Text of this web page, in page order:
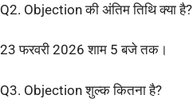
Q2. Objection की अंतिम तिथि क्या है?
23 फरवरी 2026 शाम 5 बजे तक।
Q3. Objection शुल्क कितना है?